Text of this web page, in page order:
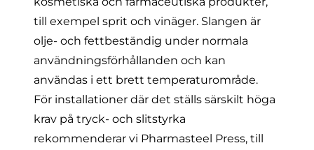
till exempel sprit och vinäger. Slangen är
olje- och fettbeständig under normala
användningsförhållanden och kan
användas i ett brett temperaturområde.
För installationer där det ställs särskilt höga
krav på tryck- och slitstyrka
rekommenderar vi Pharmasteel Press, till